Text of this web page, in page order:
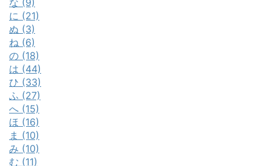
な (9)
に (21)
ぬ (3)
ね (6)
の (18)
は (44)
ひ (33)
ふ (27)
へ (15)
ほ (16)
ま (10)
み (10)
む (11)